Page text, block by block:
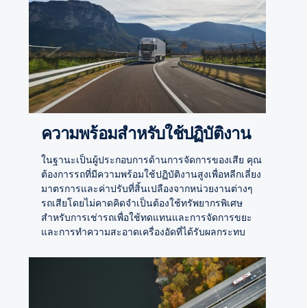
ความพร้อมสำหรับใช้ปฏิบัติงาน
ในฐานะเป็นผู้ประกอบการด้านการจัดการของเสีย คุณ
ต้องการรถที่มีความพร้อมใช้ปฏิบัติงานสูงเพื่อหลีกเลี่ยง
มาตรการและค่าปรับที่สิ้นเปลืองจากหน่วยงานต่างๆ
รถเสียโดยไม่คาดคิดจำเป็นต้องใช้ทรัพยากรพิเศษ
สำหรับการเช่ารถเพื่อใช้ทดแทนและการจัดการขยะ
และการทำความสะอาดเครื่องอัดที่ได้รับผลกระทบ